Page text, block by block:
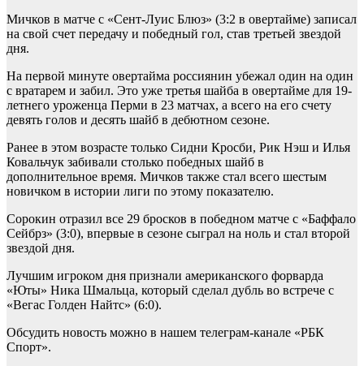
Мичков в матче с «Сент-Луис Блюз» (3:2 в овертайме) записал
на свой счет передачу и победный гол, став третьей звездой
дня.
На первой минуте овертайма россиянин убежал один на один
с вратарем и забил. Это уже третья шайба в овертайме для 19-
летнего уроженца Перми в 23 матчах, а всего на его счету
девять голов и десять шайб в дебютном сезоне.
Ранее в этом возрасте только Сидни Кросби, Рик Нэш и Илья
Ковальчук забивали столько победных шайб в
дополнительное время. Мичков также стал всего шестым
новичком в истории лиги по этому показателю.
Сорокин отразил все 29 бросков в победном матче с «Баффало
Сейбрз» (3:0), впервые в сезоне сыграл на ноль и стал второй
звездой дня.
Лучшим игроком дня признали американского форварда
«Юты» Ника Шмальца, который сделал дубль во встрече с
«Вегас Голден Найтс» (6:0).
Обсудить новость можно в нашем телеграм-канале «РБК
Спорт».